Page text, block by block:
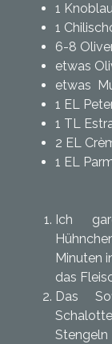
1
1
6-8
etwas
etwas
1 EL
1 TL
2 EL
1 EL
Ich
Minuten
das
Das